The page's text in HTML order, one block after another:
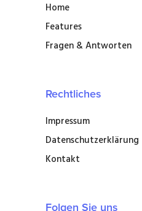
Home
Features
Fragen & Antworten
Rechtliches
Impressum
Datenschutzerklärung
Kontakt
Folgen Sie uns